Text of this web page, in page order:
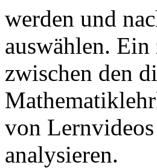
werden und
auswählen. Ein
zwischen den
von
analysieren.